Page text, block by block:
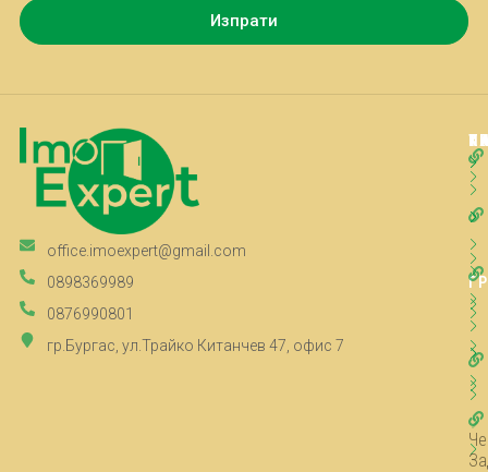
Изпрати
office.imoexpert@gmail.com
0898369989
0876990801
гр.Бургас, ул.Трайко Китанчев 47, офис 7